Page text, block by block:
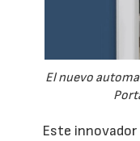
El nuevo
Este